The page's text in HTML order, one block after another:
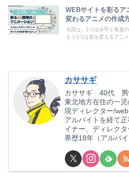
CSS、JavaScript
WEBサイトを彩るア
変わるアニメの作成
今回は、1つは水平と垂直
もう1つは形を変えるアニメ
カササギ
カササギ 40代
東北地方在住の一児
現ディレクター/
アルバイトを経て
イナー、ディレク
界歴18年（アルバイ